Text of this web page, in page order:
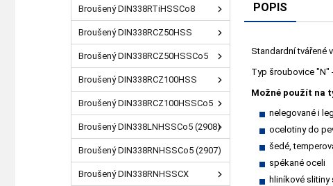
POPIS
Standardní tvářené
Typ šroubovice "N"
Možné použít na
nelegované i
ocelotiny do
šedé,
spékané oceli
hliníkové
Broušený DIN338RTiHSSCo8
Broušený DIN338RCZ50HSS
Broušený DIN338RCZ50HSSCo5
Broušený DIN338RCZ100HSS
Broušený DIN338RCZ100HSSCo5
Broušený DIN338LNHSSCo5 (2908)
Broušený DIN338RNHSSCo5 (2907)
Broušený DIN338RNHSSCX